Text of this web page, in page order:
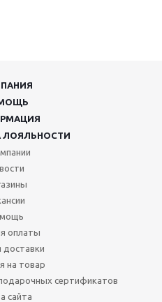
ЛОЯЛЬНОСТИ
оплаты
доставки
на товар
сертификатов
сайта